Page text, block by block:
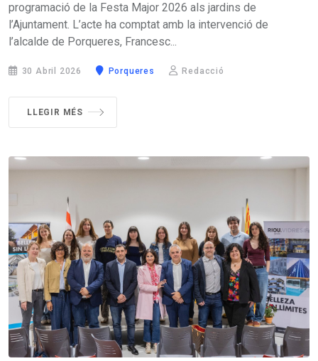
programació de la Festa Major 2026 als jardins de
l’Ajuntament. L’acte ha comptat amb la intervenció de
l’alcalde de Porqueres, Francesc...
30 Abril 2026 Porqueres Redacció
LLEGIR MÉS